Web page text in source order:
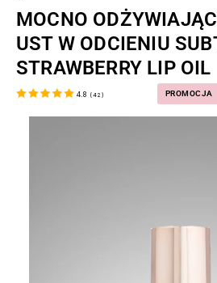
PROMOCJA
MOCNO
UST W ODCIENIU
STRAWBERRY LIP OIL
4.8 (42 )